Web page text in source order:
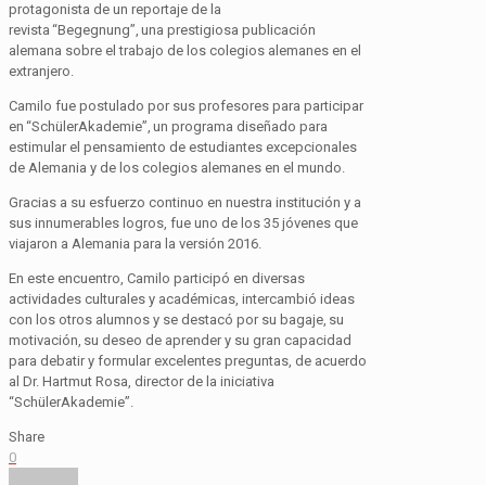
protagonista de un reportaje de la
revista “Begegnung”, una prestigiosa publicación
alemana sobre el trabajo de los colegios alemanes en el
extranjero.
Camilo fue postulado por sus profesores para participar
en “SchülerAkademie”, un programa diseñado para
estimular el pensamiento de estudiantes excepcionales
de Alemania y de los colegios alemanes en el mundo.
Gracias a su esfuerzo continuo en nuestra institución y a
sus innumerables logros, fue uno de los 35 jóvenes que
viajaron a Alemania para la versión 2016.
En este encuentro, Camilo participó en diversas
actividades culturales y académicas, intercambió ideas
con los otros alumnos y se destacó por su bagaje, su
motivación, su deseo de aprender y su gran capacidad
para debatir y formular excelentes preguntas, de acuerdo
al Dr. Hartmut Rosa, director de la iniciativa
“SchülerAkademie”.
Share
0